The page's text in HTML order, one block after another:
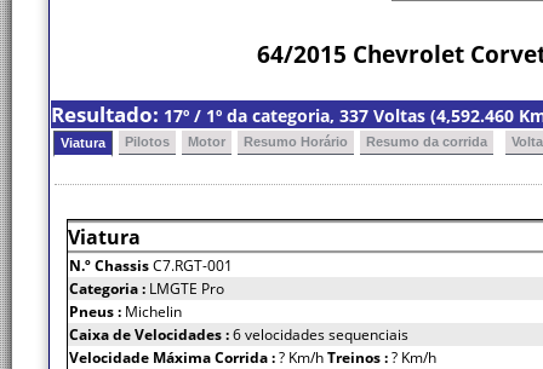
64/2015 Chevrolet
Resultado: 17º / 1º da categoria, 337 Voltas (4,592.460
Viatura Pilotos Motor Resumo Horário Resumo da corrida
Viatura
N.º ChassisC7.RGT-001
Categoria : LMGTE Pro
Pneus : Michelin
Caixa de Velocidades :6 velocidades sequenciais
Velocidade Máxima Corrida :? Km/hTreinos :? Km/h